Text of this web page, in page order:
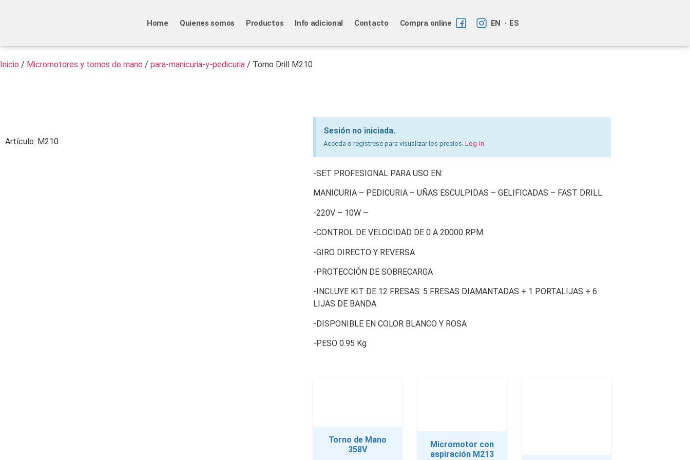
Home Quienes somos Productos Info adicional Contacto Compra online EN ES
Inicio / Micromotores y tornos de mano / para-manicuria-y-pedicuria / Torno Drill M210
Artículo: M210
Sesión no iniciada.
Acceda o regístrese para visualizar los precios. Log-in
-SET PROFESIONAL PARA USO EN:
MANICURIA – PEDICURIA – UÑAS ESCULPIDAS – GELIFICADAS – FAST DRILL
-220V – 10W –
-CONTROL DE VELOCIDAD DE 0 A 20000 RPM
-GIRO DIRECTO Y REVERSA
-PROTECCIÓN DE SOBRECARGA
-INCLUYE KIT DE 12 FRESAS: 5 FRESAS DIAMANTADAS + 1 PORTALIJAS + 6
LIJAS DE BANDA
-DISPONIBLE EN COLOR BLANCO Y ROSA
-PESO 0.95 Kg
Torno de Mano
358V
Micromotor con
aspiración M213